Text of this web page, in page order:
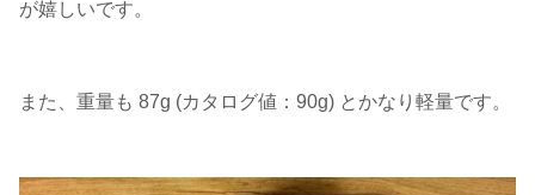
が嬉しいです。
また、重量も 87g (カタログ値：90g) とかなり軽量です。